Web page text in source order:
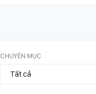
CHUYÊN MỤC